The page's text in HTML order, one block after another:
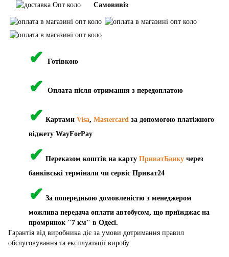
Самовивіз
✔ Готівкою
✔ Оплата після отримання з передоплатою
✔ Картами Visa, Mastercard за допомогою платіжного
віджету WayForPay
✔ Переказом коштів на карту ПриватБанку через
банківські термінали чи сервіс Приват24
✔ За попередньою домовленістю з менеджером
можлива передача оплати автобусом, що приїжджає на
промринок "7 км" в Одесі.
Гарантія від виробника діє за умови дотримання правил
обслуговування та експлуатації виробу